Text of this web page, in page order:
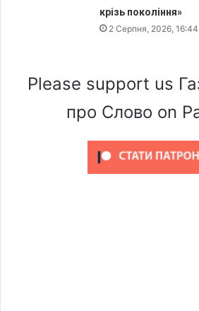
крізь покоління»
2 Серпня, 2026, 16:44
Please support us
про Слово on